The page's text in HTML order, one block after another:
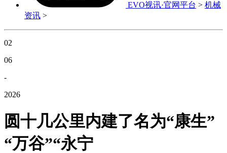
EVO视讯·官网平台 > 机械
资讯 >
02
06
-
2026
圆十几公里内建了名为“康生”
“万谷”“永宁